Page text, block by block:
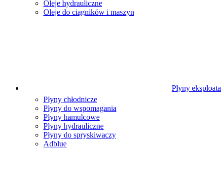
Oleje hydrauliczne
Oleje do ciągników i maszyn
Płyny
Płyny chłodnicze
Płyny do wspomagania
Płyny hamulcowe
Płyny hydrauliczne
Płyny do spryskiwaczy
Adblue